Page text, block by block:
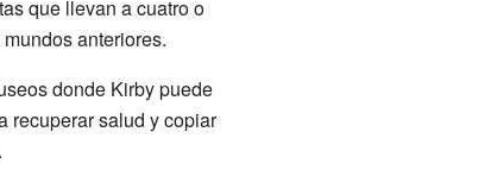
que llevan a cuatro o
anteriores.
donde Kirby puede
recuperar salud y copiar